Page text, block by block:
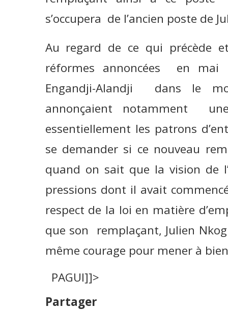
s’occupera de l’ancien poste de
Au regard de ce qui précède
réformes annoncées en mai
Engandji-Alandji dans le
annonçaient notamment
essentiellement les patrons
se demander si ce nouveau
quand on sait que la vision de
pressions dont il avait
respect de la loi en matière
que son remplaçant, Julien
même courage pour mener à
PAGUI]]>
Partager